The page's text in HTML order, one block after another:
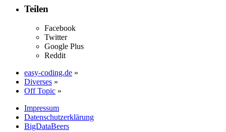
Teilen
Facebook
Twitter
Google Plus
Reddit
easy-coding.de »
Diverses »
Off Topic »
Impressum
Datenschutzerklärung
BigDataBeers